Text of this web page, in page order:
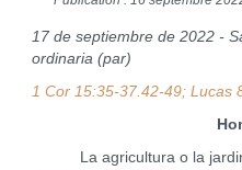
17 de septiembre de 2022 -
ordinaria (par)
1 Cor 15:35-37.42-49; Lucas
La agricultura o la